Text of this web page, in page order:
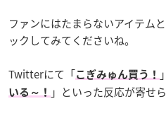
ファンにはたまらないアイテム
ックしてみてくださいね。
Twitterにて「こぎみゅん買う！
いる～！
」といった反応が寄せ